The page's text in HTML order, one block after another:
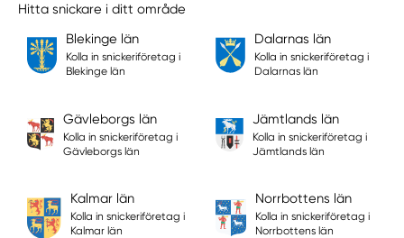
Hitta snickare i ditt område
Blekinge län
Kolla in snickeriföretag i
Blekinge län
Dalarnas län
Kolla in snickeriföretag i
Dalarnas län
Gävleborgs län
Kolla in snickeriföretag i
Gävleborgs län
Jämtlands län
Kolla in snickeriföretag i
Jämtlands län
Kalmar län
Kolla in snickeriföretag i
Kalmar län
Norrbottens län
Kolla in snickeriföretag i
Norrbottens län